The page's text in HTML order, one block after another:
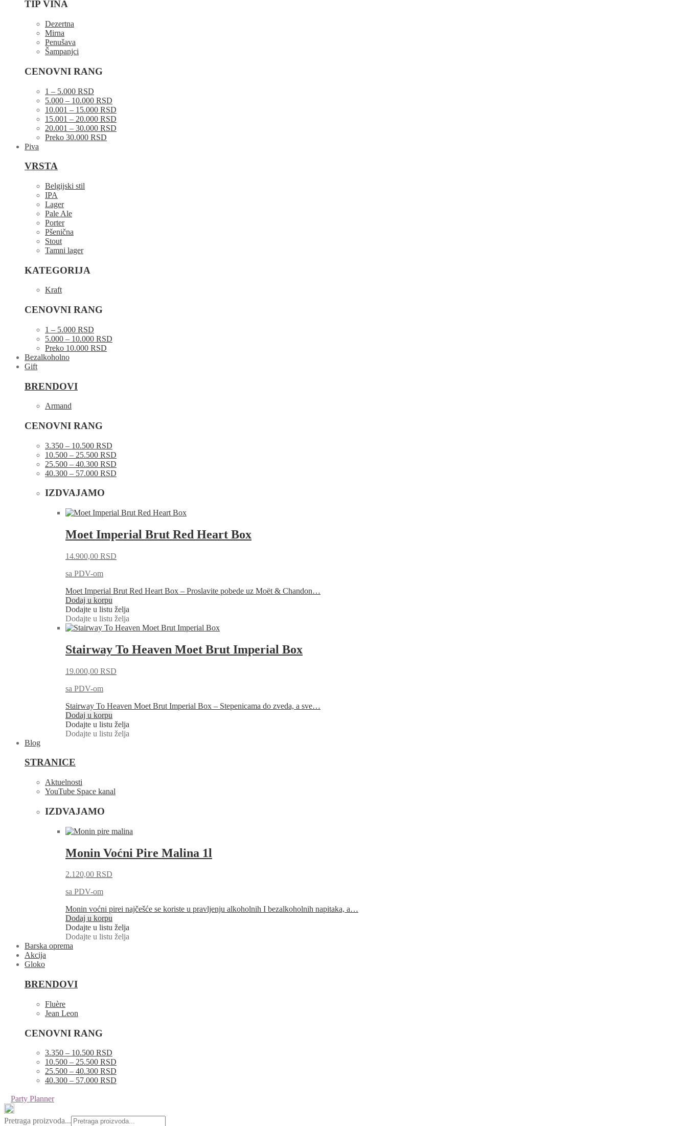
TIP VINA
Dezertna
Mirna
Penušava
Šampanjci
CENOVNI RANG
1 – 5.000 RSD
5.000 – 10.000 RSD
10.001 – 15.000 RSD
15.001 – 20.000 RSD
20.001 – 30.000 RSD
Preko 30.000 RSD
Piva
VRSTA
Belgijski stil
IPA
Lager
Pale Ale
Porter
Pšenična
Stout
Tamni lager
KATEGORIJA
Kraft
CENOVNI RANG
1 – 5.000 RSD
5.000 – 10.000 RSD
Preko 10.000 RSD
Bezalkoholno
Gift
BRENDOVI
Armand
CENOVNI RANG
3.350 – 10.500 RSD
10.500 – 25.500 RSD
25.500 – 40.300 RSD
40.300 – 57.000 RSD
IZDVAJAMO
Moet Imperial Brut Red Heart Box
14.900,00 RSD
sa PDV-om
Moet Imperial Brut Red Heart Box – Proslavite pobede uz Moët & Chandon…
Dodaj u korpu
Dodajte u listu želja
Dodajte u listu želja
Stairway To Heaven Moet Brut Imperial Box
19.000,00 RSD
sa PDV-om
Stairway To Heaven Moet Brut Imperial Box – Stepenicama do zveda, a sve…
Dodaj u korpu
Dodajte u listu želja
Dodajte u listu želja
Blog
STRANICE
Aktuelnosti
YouTube Space kanal
IZDVAJAMO
Monin Voćni Pire Malina 1l
2.120,00 RSD
sa PDV-om
Monin voćni pirei najčešće se koriste u pravljenju alkoholnih I bezalkoholnih napitaka, a…
Dodaj u korpu
Dodajte u listu želja
Dodajte u listu želja
Barska oprema
Akcija
Gloko
BRENDOVI
Fluère
Jean Leon
CENOVNI RANG
3.350 – 10.500 RSD
10.500 – 25.500 RSD
25.500 – 40.300 RSD
40.300 – 57.000 RSD
Party Planner
Pretraga proizvoda...